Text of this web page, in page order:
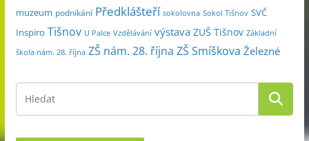
muzeum podnikání Předklášteří sokolovna Sokol Tišnov SVČ
Inspiro Tišnov U Palce Vzdělávání výstava ZUŠ Tišnov Základní
škola nám. 28. října ZŠ nám. 28. října ZŠ Smíškova Železné